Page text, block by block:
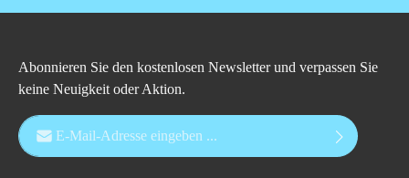
Abonnieren Sie den kostenlosen Newsletter und verpassen Sie
keine Neuigkeit oder Aktion.
E-Mail-Adresse*